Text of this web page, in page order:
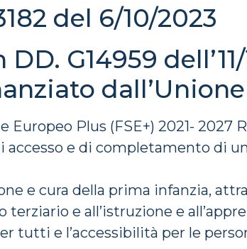
del 6/10/2023
G14959
dall’Unione
Europeo Plus (FSE+) 2021-
accesso e di completamento di
e cura della prima infanzia,
terziario e all’istruzione e
tutti e l’accessibilità per le